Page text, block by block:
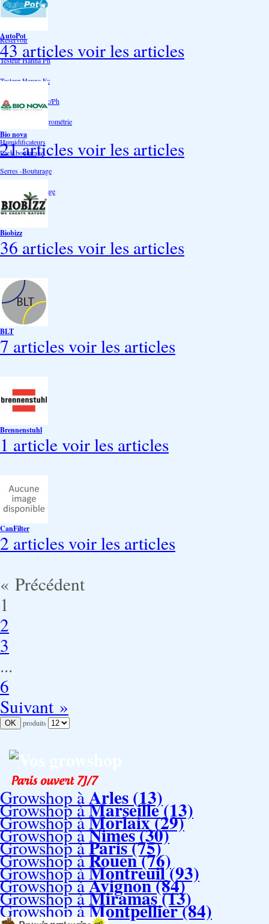
Accessoires
Reservoir
Testeur Hanna Ph
Testeur Hanna Ec
Testeur Hanna Ec/Ph
Température Hygrométrie
Humidificateurs
Pack bouturage
Serres -Bouturage
Substrat-Bouturage
Néons-CFL
AutoPot
43 articlesvoir les articles
Bio nova
21 articlesvoir les articles
Biobizz
36 articlesvoir les articles
BLT
7 articlesvoir les articles
Brennenstuhl
1 articlevoir les articles
CanFilter
2 articlesvoir les articles
« Précédent
1
2
3
...
6
Suivant »
produits
Growshop àArles (13)
Growshop àMarseille (13)
Growshop àMorlaix (29)
Growshop àNimes (30)
Growshop àParis (75)
Growshop àRouen (76)
Growshop àMontreuil (93)
Growshop àAvignon (84)
Growshop àMiramas (13)
Growshop àMontpellier (84)